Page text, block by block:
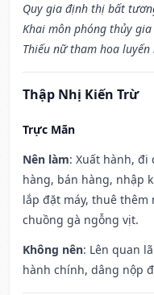
Quy gia định thị bất
Khai môn phóng thủy
Thiếu nữ tham hoa luyến
Thập Nhị Kiến Trừ
Trực Mãn
Nên làm: Xuất hành, đi
hàng, bán hàng, nhập
lắp đặt máy, thuê thêm
chuồng gà ngỗng vịt.
Không nên: Lên quan
hành chính, dâng nộp